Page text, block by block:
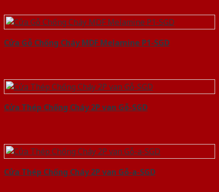
Cửa Gỗ Chống Cháy MDF Melamine P1-SGD
Cửa Thép Chống Cháy 2P van Gỗ-SGD
Cửa Thép Chống Cháy 2P van Gỗ-a-SGD